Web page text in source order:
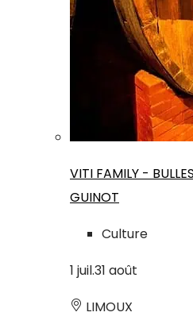
VITI FAMILY -
GUINOT
Culture
1 juil.31 août
LIMOUX